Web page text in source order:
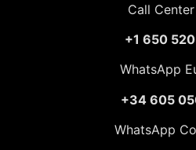
Call
+1 650 520
WhatsApp
+34 605
WhatsApp